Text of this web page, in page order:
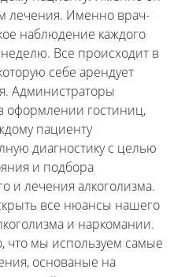
лечения. Именно врач-
наблюдение каждого
Все происходит в
себе арендует
Администраторы
оформлении гостиниц,
пациенту
диагностику с целью
и подбора
и лечения алкоголизма.
все нюансы нашего
и наркомании.
что мы используем самые
основаные на